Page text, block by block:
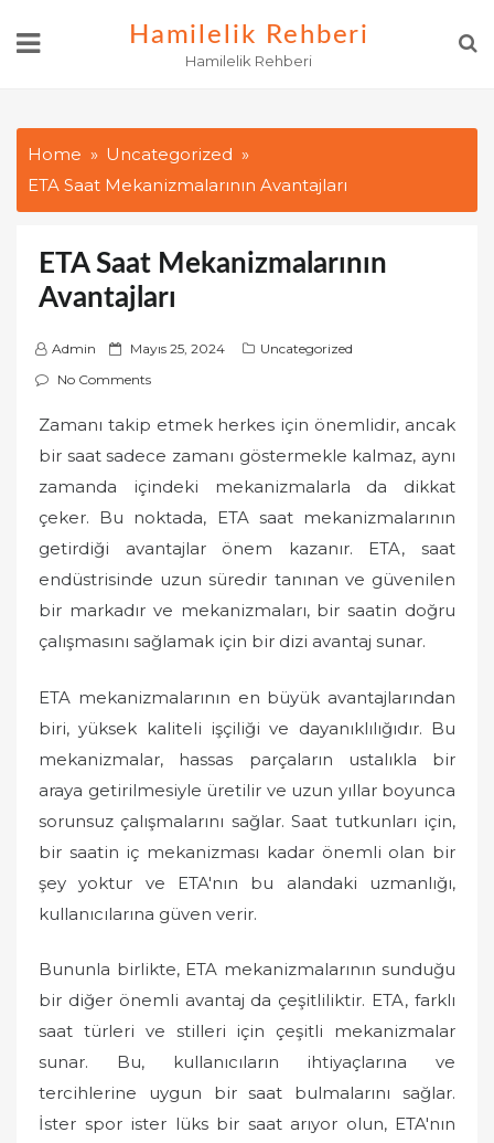
Hamilelik Rehberi
Hamilelik Rehberi
Home
Uncategorized
ETA Saat Mekanizmalarının Avantajları
ETA Saat Mekanizmalarının
Avantajları
Admin
P
o
t
e
Mayıs 25, 2024
Uncategorized
No Comments
Zamanı takip etmek herkes için önemlidir, ancak
bir saat sadece zamanı göstermekle kalmaz, aynı
zamanda içindeki mekanizmalarla da dikkat
çeker. Bu noktada, ETA saat mekanizmalarının
getirdiği avantajlar önem kazanır. ETA, saat
endüstrisinde uzun süredir tanınan ve güvenilen
bir markadır ve mekanizmaları, bir saatin doğru
çalışmasını sağlamak için bir dizi avantaj sunar.
ETA mekanizmalarının en büyük avantajlarından
biri, yüksek kaliteli işçiliği ve dayanıklılığıdır. Bu
mekanizmalar, hassas parçaların ustalıkla bir
araya getirilmesiyle üretilir ve uzun yıllar boyunca
sorunsuz çalışmalarını sağlar. Saat tutkunları için,
bir saatin iç mekanizması kadar önemli olan bir
şey yoktur ve ETA'nın bu alandaki uzmanlığı,
kullanıcılarına güven verir.
Bununla birlikte, ETA mekanizmalarının sunduğu
bir diğer önemli avantaj da çeşitliliktir. ETA, farklı
saat türleri ve stilleri için çeşitli mekanizmalar
sunar. Bu, kullanıcıların ihtiyaçlarına ve
tercihlerine uygun bir saat bulmalarını sağlar.
İster spor ister lüks bir saat arıyor olun, ETA'nın